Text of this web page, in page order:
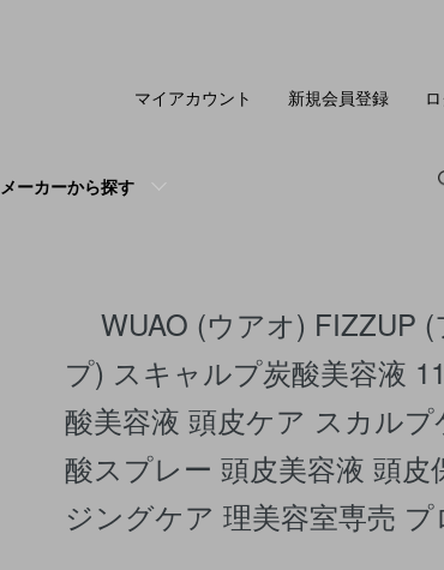
メーカーから探す
マイアカウント 新規会員登録
WUAO (ウアオ) FIZZUP (
プ) スキャルプ炭酸美容液
酸美容液 頭皮ケア スカルプ
酸スプレー 頭皮美容液 頭皮
ジングケア 理美容室専売 プ